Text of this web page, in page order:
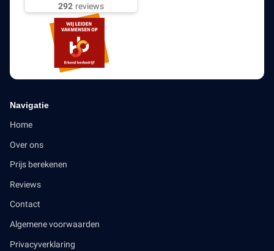
292 reviews
Navigatie
Home
Over ons
Prijs berekenen
Reviews
Contact
Algemene voorwaarden
Privacyverklaring